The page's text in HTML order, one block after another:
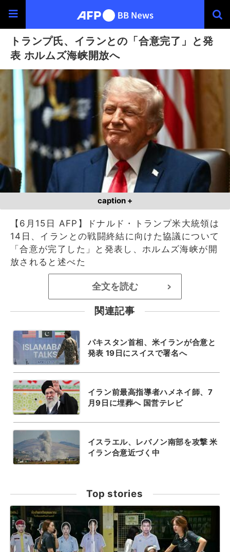
トランプ氏、イランとの「合意完了」と発
表 ホルムズ海峡開放へ
caption +
【6月15日 AFP】ドナルド・トランプ米大統領は
14日、イランとの戦闘終結に向けた協議について
「合意が完了した」と発表し、ホルムズ海峡が開
放されると述べた
全文を読む >
関連記事
パキスタン首相、米イランが合意と
発表 19日にスイスで署名へ
イラン前最高指導者ハメネイ師、7
月9日に埋葬へ 国営テレビ
イスラエル、レバノン南部を攻撃 米
イラン合意近づく中
Top stories